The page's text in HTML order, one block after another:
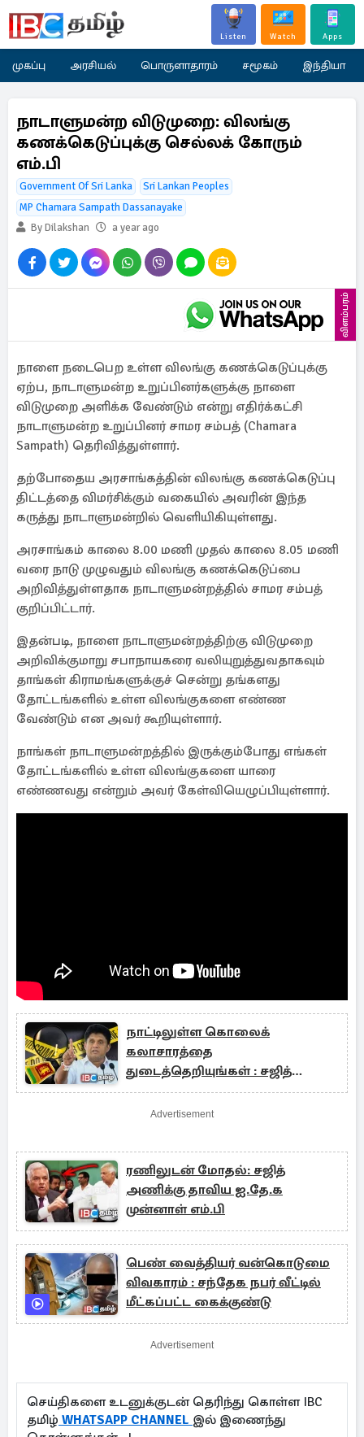
Listen Watch Apps
முகப்பு அரசியல் பொருளாதாரம் சமூகம் இந்தியா
நாடாளுமன்ற விடுமுறை: விலங்கு
கணக்கெடுப்புக்கு செல்லக் கோரும்
எம்.பி
Government Of Sri Lanka
Sri Lankan Peoples
MP Chamara Sampath Dassanayake
By Dilakshan
a year ago
விளம்பரம்
நாளை நடைபெற உள்ள விலங்கு கணக்கெடுப்புக்கு
ஏற்ப, நாடாளுமன்ற உறுப்பினர்களுக்கு நாளை
விடுமுறை அளிக்க வேண்டும் என்று எதிர்க்கட்சி
நாடாளுமன்ற உறுப்பினர் சாமர சம்பத் (Chamara
Sampath) தெரிவித்துள்ளார்.
தற்போதைய அரசாங்கத்தின் விலங்கு கணக்கெடுப்பு
திட்டத்தை விமர்சிக்கும் வகையில் அவரின் இந்த
கருத்து நாடாளுமன்றில் வெளியிகியுள்ளது.
அரசாங்கம் காலை 8.00 மணி முதல் காலை 8.05 மணி
வரை நாடு முழுவதும் விலங்கு கணக்கெடுப்பை
அறிவித்துள்ளதாக நாடாளுமன்றத்தில் சாமர சம்பத்
குறிப்பிட்டார்.
இதன்படி, நாளை நாடாளுமன்றத்திற்கு விடுமுறை
அறிவிக்குமாறு சபாநாயகரை வலியுறுத்துவதாகவும்
தாங்கள் கிராமங்களுக்குச் சென்று தங்களது
தோட்டங்களில் உள்ள விலங்குகளை எண்ண
வேண்டும் என அவர் கூறியுள்ளார்.
நாங்கள் நாடாளுமன்றத்தில் இருக்கும்போது எங்கள்
தோட்டங்களில் உள்ள விலங்குகளை யாரை
எண்ணவது என்றும் அவர் கேள்வியெழுப்பியுள்ளார்.
நாட்டிலுள்ள கொலைக்
கலாசாரத்தை
துடைத்தெறியுங்கள் : சஜித்
பகிரங்க கோரிக்கை
Advertisement
ரணிலுடன் மோதல்: சஜித்
அணிக்கு தாவிய ஐ.தே.க
முன்னாள் எம்.பி
பெண் வைத்தியர் வன்கொடுமை
விவகாரம் : சந்தேக நபர் வீட்டில்
மீட்கப்பட்ட கைக்குண்டு
Advertisement
செய்திகளை உடனுக்குடன் தெரிந்து கொள்ள IBC
தமிழ் WHATSAPP CHANNEL இல் இணைந்து